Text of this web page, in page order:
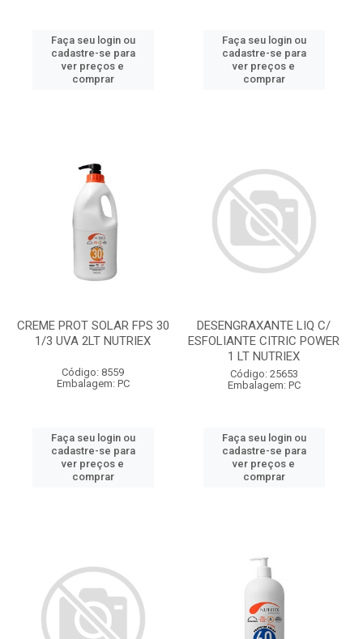
Faça seu login ou
cadastre-se para
ver preços e
comprar
Faça seu login ou
cadastre-se para
ver preços e
comprar
CREME PROT SOLAR FPS 30
1/3 UVA 2LT NUTRIEX
Código: 8559
Embalagem: PC
Faça seu login ou
cadastre-se para
ver preços e
comprar
DESENGRAXANTE LIQ C/
ESFOLIANTE CITRIC POWER
1 LT NUTRIEX
Código: 25653
Embalagem: PC
Faça seu login ou
cadastre-se para
ver preços e
comprar